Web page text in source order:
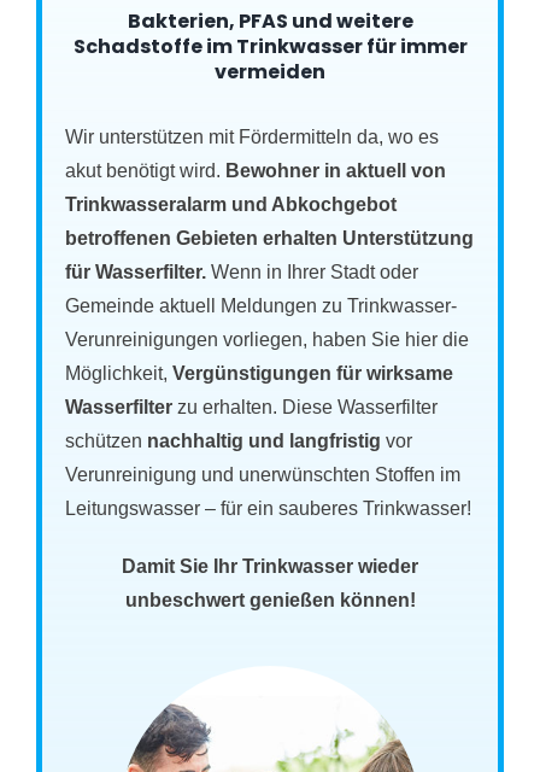
Bakterien, PFAS und weitere
Schadstoffe im Trinkwasser für immer
vermeiden
Wir unterstützen mit Fördermitteln da, wo es
akut benötigt wird. Bewohner in aktuell von
Trinkwasseralarm und Abkochgebot
betroffenen Gebieten erhalten Unterstützung
für Wasserfilter.Wenn in Ihrer Stadt oder
Gemeinde aktuell Meldungen zu Trinkwasser-
Verunreinigungen vorliegen, haben Sie hier die
Möglichkeit,Vergünstigungen für wirksame
Wasserfilter zu erhalten. Diese Wasserfilter
schützen nachhaltig und langfristig vor
Verunreinigung und unerwünschten Stoffen im
Leitungswasser – für ein sauberes Trinkwasser!
Damit Sie Ihr Trinkwasser wieder
unbeschwert genießen können!